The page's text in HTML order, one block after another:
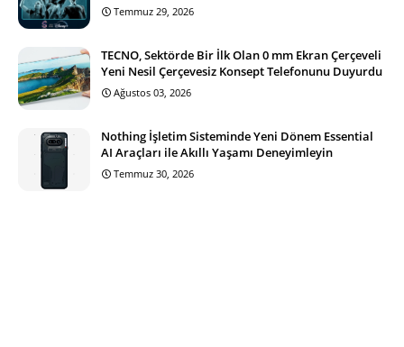
Temmuz 29, 2026
TECNO, Sektörde Bir İlk Olan 0 mm Ekran Çerçeveli
Yeni Nesil Çerçevesiz Konsept Telefonunu Duyurdu
Ağustos 03, 2026
Nothing İşletim Sisteminde Yeni Dönem Essential
AI Araçları ile Akıllı Yaşamı Deneyimleyin
Temmuz 30, 2026